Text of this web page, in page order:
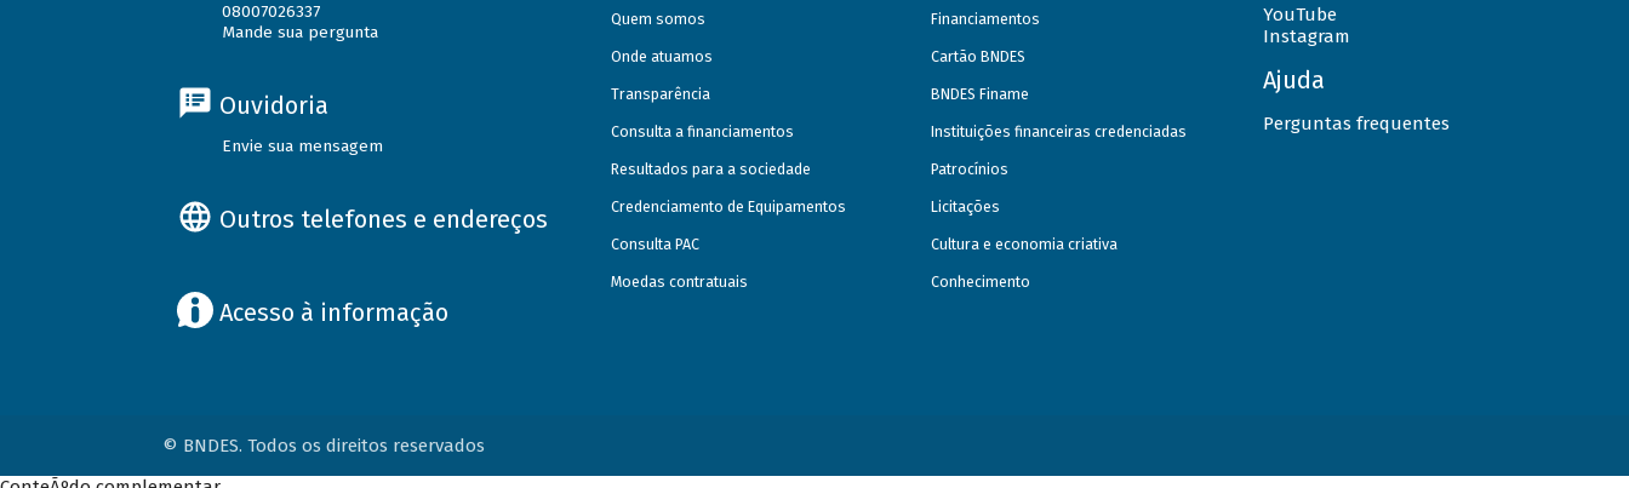
08007026337
Mande sua pergunta
Ouvidoria
Envie sua mensagem
Outros telefones e endereços
Acesso à informação
Quem somos
Onde atuamos
Transparência
Consulta a financiamentos
Resultados para a sociedade
Credenciamento de Equipamentos
Consulta PAC
Moedas contratuais
Financiamentos
Cartão BNDES
BNDES Finame
Instituições financeiras credenciadas
Patrocínios
Licitações
Cultura e economia criativa
Conhecimento
YouTube
Instagram
Ajuda
Perguntas frequentes
© BNDES. Todos os direitos reservados